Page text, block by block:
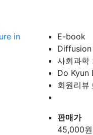
E-book
사회과학
Do
회원리뷰
판매가
45,000원